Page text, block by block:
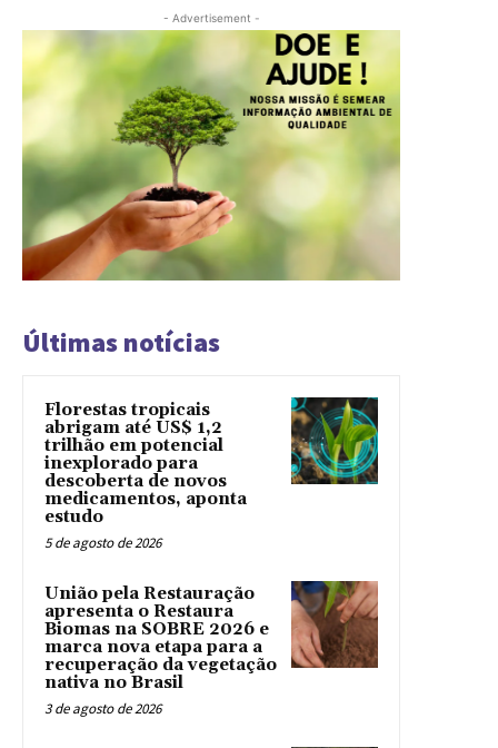
- Advertisement -
Últimas notícias
Florestas tropicais
abrigam até US$ 1,2
trilhão em potencial
inexplorado para
descoberta de novos
medicamentos, aponta
estudo
5 de agosto de 2026
União pela Restauração
apresenta o Restaura
Biomas na SOBRE 2026 e
marca nova etapa para a
recuperação da vegetação
nativa no Brasil
3 de agosto de 2026